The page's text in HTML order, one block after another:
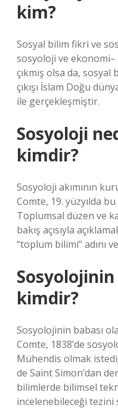
kim?
Sosyal bilim fikri ve
sosyoloji ve ekonomi–
çıkmış olsa da,
çıkışı İslam Doğu
ile gerçekleşmiştir.
Sosyoloji
kimdir?
Sosyoloji akımının
Comte, 19. yüzyılda
Toplumsal düzen ve
bakış açısıyla
“toplum bilimi” adını
kimdir?
Sosyolojinin babası
Comte, 1838’de
Mühendis olmak
de Saint Simon’dan
bilimlerde bilimsel
incelenebileceği tezini